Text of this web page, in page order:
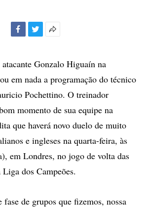
compartilhamento
Gonzalo Higuaín na
em nada a programação do técnico
Pochettino. O treinador
momento de sua equipe na
que haverá novo duelo de muito
e ingleses na quarta-feira, às
em Londres, no jogo de volta das
dos Campeões.
fase de grupos que fizemos, nossa